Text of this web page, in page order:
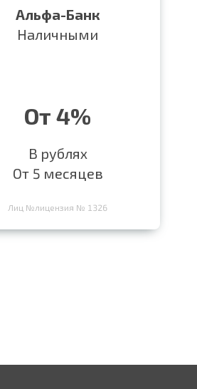
Альфа-Банк
Наличными
От 4%
В рублях
От 5 месяцев
Лиц №лицензия № 1326